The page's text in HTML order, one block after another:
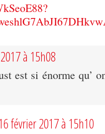
à 15h08
est si énorme qu’
février 2017 à 15h10